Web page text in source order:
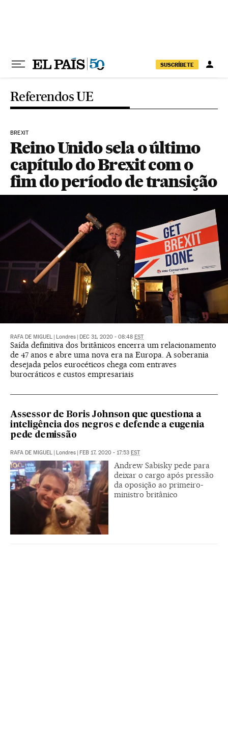
SUSCRÍBETE
Referendos UE
BREXIT
Reino Unido sela o último
capítulo do Brexit com o
fim do período de transição
RAFA DE MIGUEL Londres DEC 31, 2020 - 08:48 EST
Saída definitiva dos britânicos encerra um relacionamento
de 47 anos e abre uma nova era na Europa. A soberania
desejada pelos eurocéticos chega com entraves
burocráticos e custos empresariais
Assessor de Boris Johnson que questiona a
inteligência dos negros e defende a eugenia
pede demissão
RAFA DE MIGUEL Londres FEB 17, 2020 - 17:53 EST
Andrew Sabisky pede para
deixar o cargo após pressão
da oposição ao primeiro-
ministro britânico